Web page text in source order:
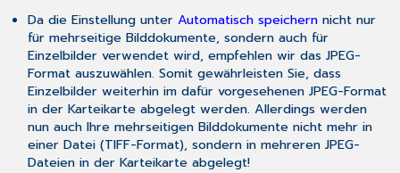
Da die Einstellung unter Automatisch speichernnicht nur
für mehrseitige Bilddokumente, sondern auch für
Einzelbilder verwendet wird, empfehlen wir das JPEG-
Format auszuwählen. Somit gewährleisten Sie, dass
Einzelbilder weiterhin im dafür vorgesehenen JPEG-Format
in der Karteikarte abgelegt werden. Allerdings werden
nun auch Ihre mehrseitigen Bilddokumente nicht mehr in
einer Datei (TIFF-Format), sondern in mehreren JPEG-
Dateien in der Karteikarte abgelegt!